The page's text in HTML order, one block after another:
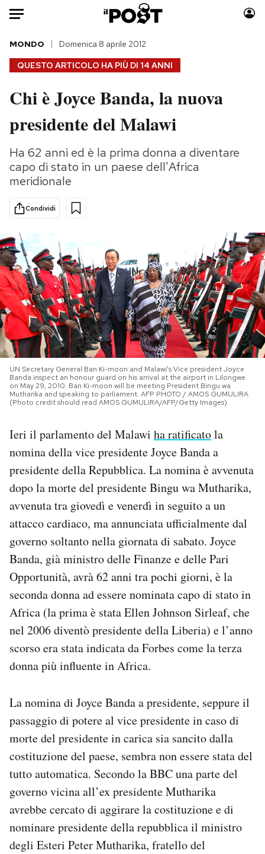
Auto
HOME
Italia
Politica
Tecnologia
Internet
Scienza
Cultura
Economia
Sport
Moda
Consumismi
Storie/Idee
Ok Boomer!
Mondiali calcio 2026
PODCAST
NEWSLETTER
I MIEI PREFERITI
SHOP
CALENDARIO
AREA PERSONALE
Area Personale
Newsletter
Notifiche mobile
Regala il Post
Hai bisogno di aiuto?
QUESTO ARTICOLO HA PIÙ DI 14 ANNI
MONDO Domenica 8 aprile 2012
Chi è Joyce Banda, la nuova
presidente del Malawi
Ha 62 anni ed è la prima donna a diventare
capo di stato in un paese dell'Africa
meridionale
Condividi
UN Secretary General Ban Ki-moon and Malawi's Vice president Joyce
Banda inspect an honour guard on his arrival at the airport in Lilongwe
on May 29, 2010. Ban Ki-moon will be meeting President Bingu wa
Mutharika and speaking to parliament. AFP PHOTO / AMOS GUMULIRA
(Photo credit should read AMOS GUMULIRA/AFP/Getty Images)
Ieri il parlamento del Malawi ha ratificatola
nomina della vice presidente Joyce Banda a
presidente della Repubblica. La nomina è avvenuta
dopo la morte del presidente Bingu wa Mutharika,
avvenuta tra giovedì e venerdì in seguito a un
attacco cardiaco, ma annunciata ufficialmente dal
governo soltanto nella giornata di sabato. Joyce
Banda, già ministro delle Finanze e delle Pari
Opportunità, avrà 62 anni tra pochi giorni, è la
seconda donna ad essere nominata capo di stato in
Africa (la prima è stata Ellen Johnson Sirleaf, che
nel 2006 diventò presidente della Liberia) e l’anno
scorso era stata indicata da Forbes come la terza
donna più influente in Africa.
La nomina di Joyce Banda a presidente, seppure il
passaggio di potere al vice presidente in caso di
morte del presidente in carica sia sancito dalla
costituzione del paese, sembra non essere stata del
tutto automatica. Secondo la BBC una parte del
governo vicina all’ex presidente Mutharika
avrebbe cercato di aggirare la costituzione e di
nominare presidente della repubblica il ministro
degli Esteri Peter Mutharika, fratello del